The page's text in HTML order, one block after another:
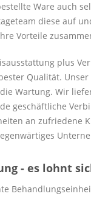
Ware auch
diese auf
Vorteile
plus
Qualität.
Wartung. Wir
geschäftliche
an zufriedene
- es lohnt